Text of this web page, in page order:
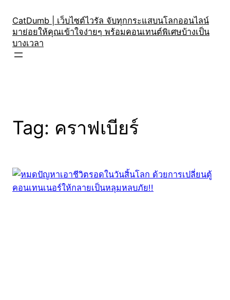
content
CatDumb | เว็บไซต์ไวรัล จับทุกกระแสบนโลกออนไลน์
มาย่อยให้คุณเข้าใจง่ายๆ พร้อมคอนเทนต์พิเศษบ้างเป็น
บางเวลา
Tag: คราฟเบียร์